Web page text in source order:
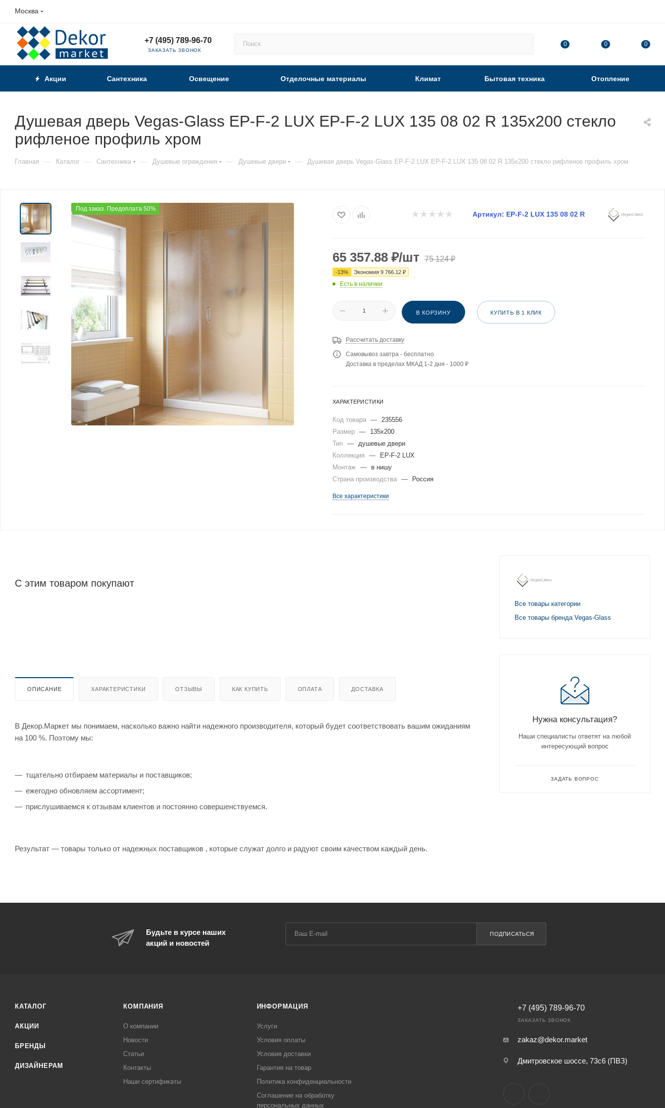
Москва
+7 (495) 789-96-70
ЗАКАЗАТЬ ЗВОНОК
0 0 0
Акции Сантехника Освещение Отделочные материалы Климат Бытовая техника Отопление
Душевая дверь Vegas-Glass EP-F-2 LUX EP-F-2 LUX 135 08 02 R 135х200 стекло
рифленое профиль хром
Главная — Каталог — Сантехника — Душевые ограждения — Душевые двери — Душевая дверь Vegas-Glass EP-F-2 LUX EP-F-2 LUX 135 08 02 R 135х200 стекло рифленое профиль хром
Под заказ. Предоплата 50%
Артикул: EP-F-2 LUX 135 08 02 R
65 357.88 ₽/шт 75 124₽
-13% Экономия 9 766.12 ₽
Есть в наличии
В КОРЗИНУ КУПИТЬ В 1 КЛИК
Рассчитать доставку
Самовывоз завтра - бесплатно
Доставка в пределах МКАД 1-2 дня - 1000 ₽
ХАРАКТЕРИСТИКИ
Код товара — 235556
Размер —
135x200
Тип
— душевые двери
Коллекция
—
EP-F-2 LUX
Монтаж —
в нишу
Страна производства — Россия
Все характеристики
С этим товаром покупают
ОПИСАНИЕ ХАРАКТЕРИСТИКИ ОТЗЫВЫ КАК КУПИТЬ ОПЛАТА ДОСТАВКА
В Декор.Маркет мы понимаем, насколько важно найти надежного производителя, который будет соответствовать вашим ожиданиям
на 100 %. Поэтому мы:
тщательно отбираем материалы и поставщиков;
ежегодно обновляем ассортимент;
прислушиваемся к отзывам клиентов и постоянно совершенствуемся.
Результат — товары только от надежных поставщиков , которые служат долго и радуют своим качеством каждый день.
Все товары категории
Все товары бренда Vegas-Glass
Нужна консультация?
Наши специалисты ответят на любой
интересующий вопрос
ЗАДАТЬ ВОПРОС
Будьте в курсе наших
акций и новостей
ПОДПИСАТЬСЯ
КАТАЛОГ
АКЦИИ
БРЕНДЫ
ДИЗАЙНЕРАМ
КОМПАНИЯ
О компании
Новости
Статьи
Контакты
Наши сертификаты
ИНФОРМАЦИЯ
Услуги
Условия оплаты
Условия доставки
Гарантия на товар
Политика конфиденциальности
Соглашение на обработку
персональных данных
+7 (495) 789-96-70
ЗАКАЗАТЬ ЗВОНОК
zakaz@dekor.market
Дмитровское шоссе, 73с6 (ПВЗ)